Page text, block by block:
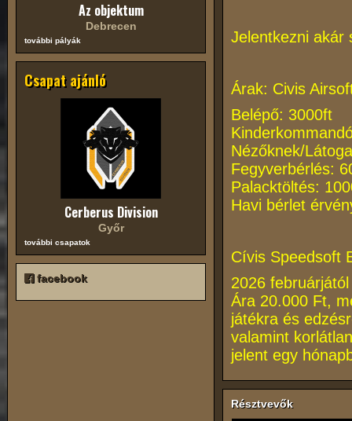
Az objektum
Debrecen
további pályák
Csapat ajánló
Cerberus Division
Győr
további csapatok
facebook
Jelentkezni akár
Árak: Civis
Belépő: 3000ft
Nézőknek/
Fegyverbérlés:
Palacktöltés:
Havi bérlet
Cívis Speedsoft
2026
Ára 20.000 Ft,
játékra és
valamint
jelent egy
Résztvevők